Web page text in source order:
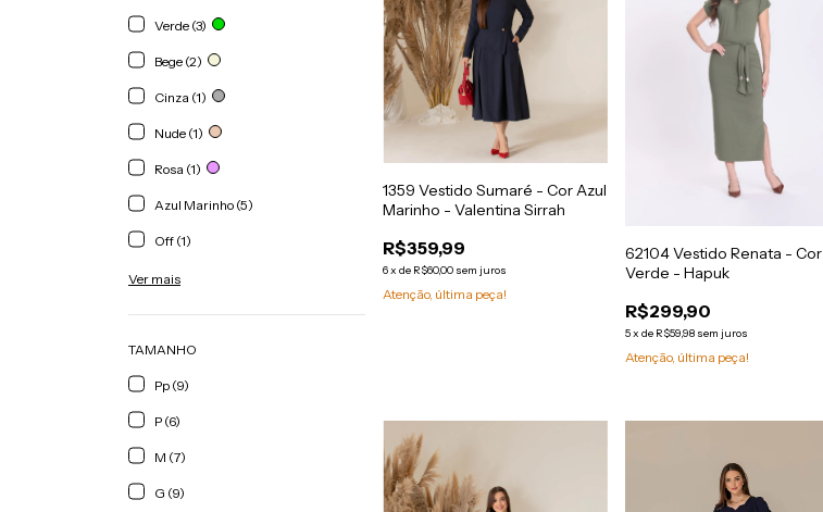
Verde (3)
Bege (2)
Cinza (1)
Nude (1)
Rosa (1)
Azul Marinho (5)
Off (1)
Ver mais
TAMANHO
Pp (9)
P (6)
M (7)
G (9)
1359 Vestido Sumaré - Cor Azul
Marinho - Valentina Sirrah
R$359,99
6xde R$60,00 sem juros
Atenção, última peça!
62104 Vestido Renata - Cor
Verde - Hapuk
R$299,90
5x de R$59,98 sem juros
Atenção, última peça!